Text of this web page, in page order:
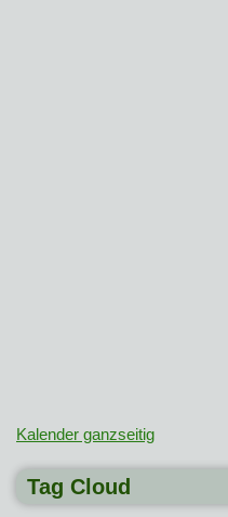
Kalender ganzseitig
Tag Cloud